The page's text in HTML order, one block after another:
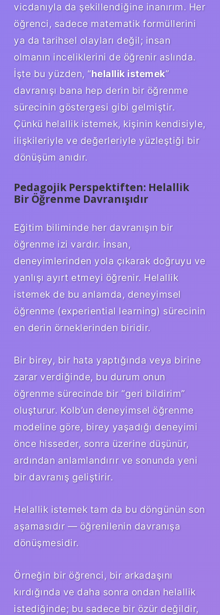
vicdanıyla da şekillendiğine inanırım. Her
öğrenci, sadece matematik formüllerini
ya da tarihsel olayları değil; insan
olmanın inceliklerini de öğrenir aslında.
İşte bu yüzden, “helallik istemek”
davranışı bana hep derin bir öğrenme
sürecinin göstergesi gibi gelmiştir.
Çünkü helallik istemek, kişinin kendisiyle,
ilişkileriyle ve değerleriyle yüzleştiği bir
dönüşüm anıdır.
Pedagojik Perspektiften: Helallik
Bir Öğrenme Davranışıdır
Eğitim biliminde her davranışın bir
öğrenme izi vardır. İnsan,
deneyimlerinden yola çıkarak doğruyu ve
yanlışı ayırt etmeyi öğrenir. Helallik
istemek de bu anlamda, deneyimsel
öğrenme (experiential learning) sürecinin
en derin örneklerinden biridir.
Bir birey, bir hata yaptığında veya birine
zarar verdiğinde, bu durum onun
öğrenme sürecinde bir “geri bildirim”
oluşturur. Kolb’un deneyimsel öğrenme
modeline göre, birey yaşadığı deneyimi
önce hisseder, sonra üzerine düşünür,
ardından anlamlandırır ve sonunda yeni
bir davranış geliştirir.
Helallik istemek tam da bu döngünün son
aşamasıdır — öğrenilenin davranışa
dönüşmesidir.
Örneğin bir öğrenci, bir arkadaşını
kırdığında ve daha sonra ondan helallik
istediğinde; bu sadece bir özür değildir,